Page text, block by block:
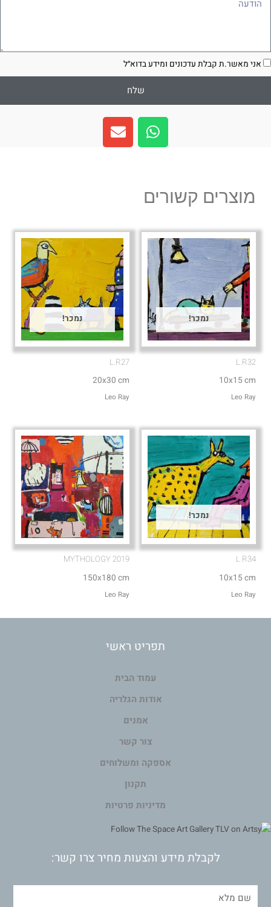
אני מאשר.ת קבלת עדכונים ומידע בדוא״ל
שלח
W
h
a
a
p
E
n
v
e
מוצרים קשורים
נמכר!
L.R32
10x15 cm
Leo Ray
נמכר!
L.R27
20x30 cm
Leo Ray
נמכר!
L.R34
10x15 cm
Leo Ray
MYTHOLOGY 2019
150x180 cm
Leo Ray
תפריט ראשי
עמוד הבית
אודות הגלריה
אמנים
צור קשר
אספקה ומשלוחים
תקנון
מדיניות פרטיות
לקבלת מידע והצעות מחיר צרו קשר: